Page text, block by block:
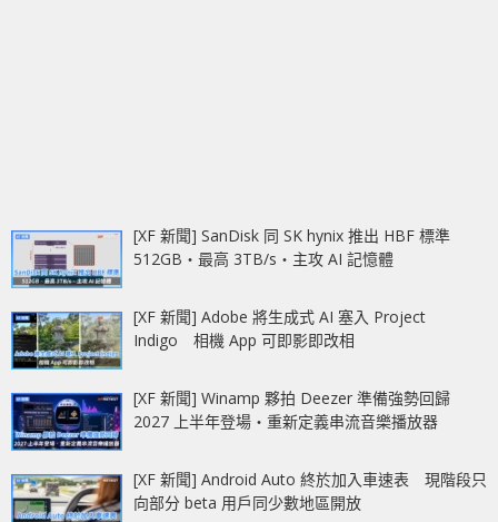
[XF 新聞] SanDisk 同 SK hynix 推出 HBF 標準
512GB‧最高 3TB/s‧主攻 AI 記憶體
[XF 新聞] Adobe 將生成式 AI 塞入 Project
Indigo 相機 App 可即影即改相
[XF 新聞] Winamp 夥拍 Deezer 準備強勢回歸
2027 上半年登場‧重新定義串流音樂播放器
[XF 新聞] Android Auto 終於加入車速表 現階段只
向部分 beta 用戶同少數地區開放